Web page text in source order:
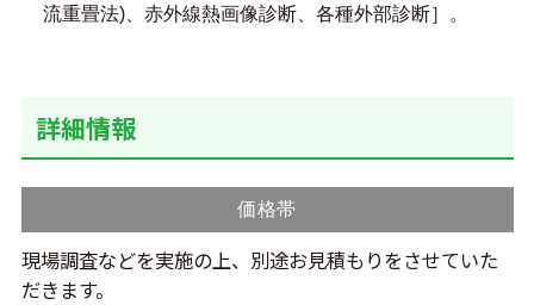
流重畳法)、赤外線熱画像診断、各種外部診断］。
詳細情報
価格帯
現場調査などを実施の上、別途お見積もりをさせていた
だきます。